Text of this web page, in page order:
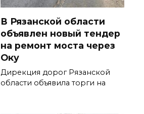
В Рязанской области
объявлен новый тендер
на ремонт моста через
Оку
Дирекция дорог Рязанской
области объявила торги на